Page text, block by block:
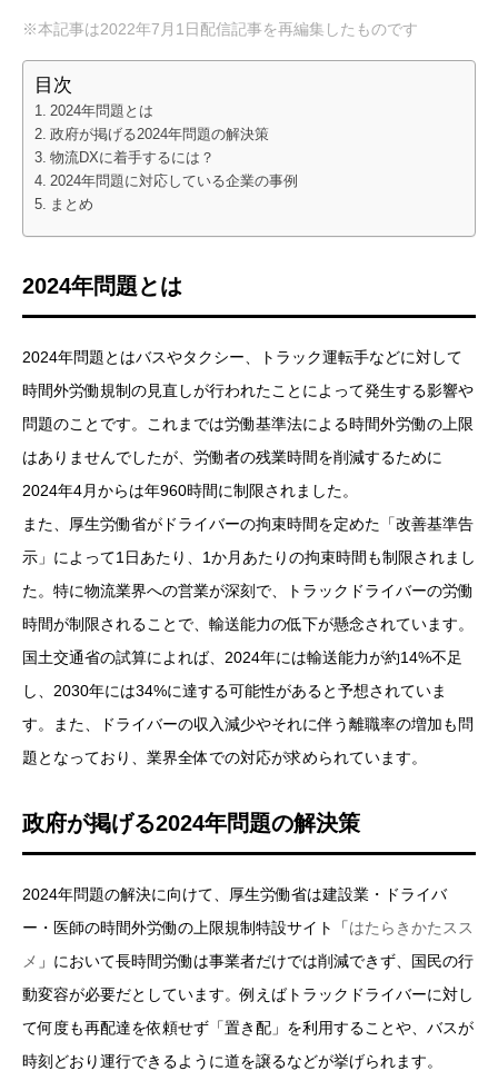
※本記事は2022年7月1日配信記事を再編集したものです
目次
2024年問題とは
政府が掲げる2024年問題の解決策
物流DXに着手するには？
2024年問題に対応している企業の事例
まとめ
2024年問題とは
2024年問題とはバスやタクシー、トラック運転手などに対して
時間外労働規制の見直しが行われたことによって発生する影響や
問題のことです。これまでは労働基準法による時間外労働の上限
はありませんでしたが、労働者の残業時間を削減するために
2024年4月からは年960時間に制限されました。
また、厚生労働省がドライバーの拘束時間を定めた「改善基準告
示」によって1日あたり、1か月あたりの拘束時間も制限されまし
た。特に物流業界への営業が深刻で、トラックドライバーの労働
時間が制限されることで、輸送能力の低下が懸念されています。
国土交通省の試算によれば、2024年には輸送能力が約14%不足
し、2030年には34%に達する可能性があると予想されていま
す。また、ドライバーの収入減少やそれに伴う離職率の増加も問
題となっており、業界全体での対応が求められています。
政府が掲げる2024年問題の解決策
2024年問題の解決に向けて、厚生労働省は建設業・ドライバ
ー・医師の時間外労働の上限規制特設サイト「はたらきかたスス
メ 」において長時間労働は事業者だけでは削減できず、国民の行
動変容が必要だとしています。例えばトラックドライバーに対し
て何度も再配達を依頼せず「置き配」を利用することや、バスが
時刻どおり運行できるように道を譲るなどが挙げられます。